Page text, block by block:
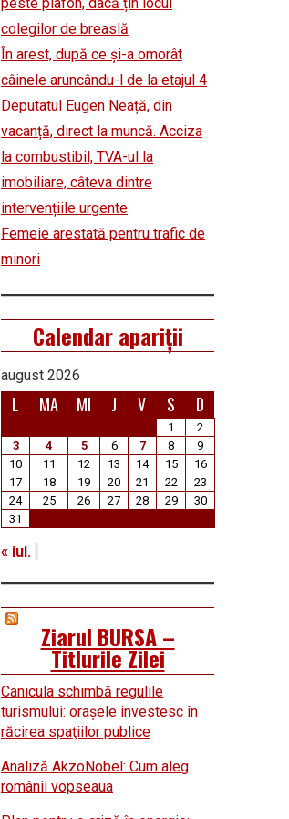
colegilor de breaslă
În arest, după ce și-a omorât
câinele aruncându-l de la etajul 4
Deputatul Eugen Neață, din
vacanță, direct la muncă. Acciza
la combustibil, TVA-ul la
imobiliare, câteva dintre
intervențiile urgente
Femeie arestată pentru trafic de
minori
Calendar apariții
august 2026
L MA MI J V S D
1
2
3
4 5 6 7 8
9
10
11 12 13 14 15
16
17
18 19 20 21 22
23
24
25 26 27 28 29
30
31
« iul.
Ziarul BURSA –
Titlurile Zilei
Canicula schimbă regulile
turismului: oraşele investesc în
răcirea spaţiilor publice
Analiză AkzoNobel: Cum aleg
românii vopseaua